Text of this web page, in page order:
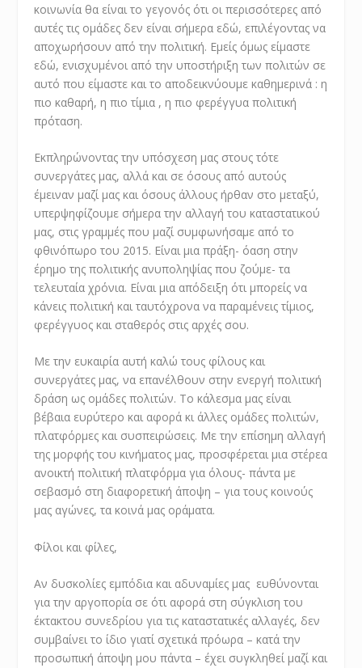
κοινωνία θα είναι το γεγονός ότι οι περισσότερες από
αυτές τις ομάδες δεν είναι σήμερα εδώ, επιλέγοντας να
αποχωρήσουν από την πολιτική. Εμείς όμως είμαστε
εδώ, ενισχυμένοι από την υποστήριξη των πολιτών σε
αυτό που είμαστε και το αποδεικνύουμε καθημερινά : η
πιο καθαρή, η πιο τίμια , η πιο φερέγγυα πολιτική
πρόταση.
Εκπληρώνοντας την υπόσχεση μας στους τότε
συνεργάτες μας, αλλά και σε όσους από αυτούς
έμειναν μαζί μας και όσους άλλους ήρθαν στο μεταξύ,
υπερψηφίζουμε σήμερα την αλλαγή του καταστατικού
μας, στις γραμμές που μαζί συμφωνήσαμε από το
φθινόπωρο του 2015. Είναι μια πράξη- όαση στην
έρημο της πολιτικής ανυποληψίας που ζούμε- τα
τελευταία χρόνια. Είναι μια απόδειξη ότι μπορείς να
κάνεις πολιτική και ταυτόχρονα να παραμένεις τίμιος,
φερέγγυος και σταθερός στις αρχές σου.
Με την ευκαιρία αυτή καλώ τους φίλους και
συνεργάτες μας, να επανέλθουν στην ενεργή πολιτική
δράση ως ομάδες πολιτών. Το κάλεσμα μας είναι
βέβαια ευρύτερο και αφορά κι άλλες ομάδες πολιτών,
πλατφόρμες και συσπειρώσεις. Με την επίσημη αλλαγή
της μορφής του κινήματος μας, προσφέρεται μια στέρεα
ανοικτή πολιτική πλατφόρμα για όλους- πάντα με
σεβασμό στη διαφορετική άποψη – για τους κοινούς
μας αγώνες, τα κοινά μας οράματα.
Φίλοι και φίλες,
Αν δυσκολίες εμπόδια και αδυναμίες μας ευθύνονται
για την αργοπορία σε ότι αφορά στη σύγκλιση του
έκτακτου συνεδρίου για τις καταστατικές αλλαγές, δεν
συμβαίνει το ίδιο γιατί σχετικά πρόωρα – κατά την
προσωπική άποψη μου πάντα – έχει συγκληθεί μαζί και